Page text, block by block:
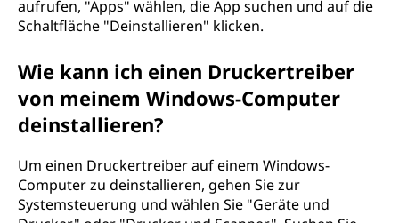
aufrufen, "Apps" wählen, die App suchen und auf die
Schaltfläche "Deinstallieren" klicken.
Wie kann ich einen Druckertreiber
von meinem Windows-Computer
deinstallieren?
Um einen Druckertreiber auf einem Windows-
Computer zu deinstallieren, gehen Sie zur
Systemsteuerung und wählen Sie "Geräte und